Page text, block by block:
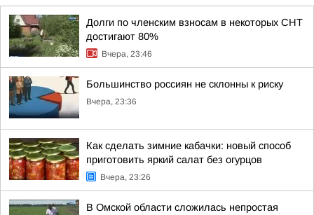
Долги по членским взносам в некоторых СНТ
достигают 80%
Вчера, 23:46
Большинство россиян не склонны к риску
Вчера, 23:36
Как сделать зимние кабачки: новый способ
приготовить яркий салат без огурцов
Вчера, 23:26
В Омской области сложилась непростая